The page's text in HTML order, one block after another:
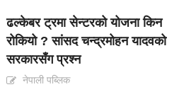
ढल्केबर ट्रमा सेन्टरको योजना किन
रोकियो ? सांसद चन्द्रमोहन यादवको
सरकारसँग प्रश्न
नेपाली पब्लिक